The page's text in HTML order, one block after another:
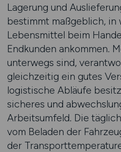
Lagerung und
bestimmt maßgeblich, in
Lebensmittel beim
Endkunden ankommen.
unterwegs sind,
gleichzeitig ein gutes
logistische Abläufe
sicheres und
Arbeitsumfeld. Die
vom Beladen der
der